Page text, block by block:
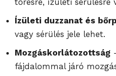
Ízületi duzzanat és
vagy sérülés jele lehet.
Mozgáskorlátozottság
fájdalommal járó